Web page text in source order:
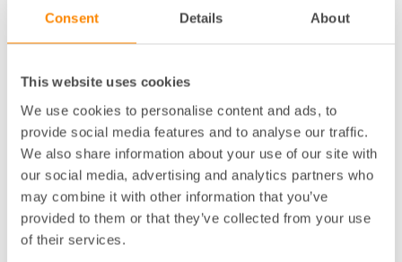
Consent Details About
This website uses cookies
We use cookies to personalise content and ads, to
provide social media features and to analyse our traffic.
We also share information about your use of our site with
our social media, advertising and analytics partners who
may combine it with other information that you’ve
provided to them or that they’ve collected from your use
of their services.
och juridiska personer?
Skatteverket betalar ut pengarna genom att sätta in
här innan du söker elstöd:
Se till att företaget har ett mottagarkonto
registrerat hos Skatteverket. Du registrerar konto i
e-tjänsten Skattekonto.
Begär en utbetalningsspärr om du vill behålla
elstödet på skattekontot. Även detta görs i e-
tjänsten Skattekonto.